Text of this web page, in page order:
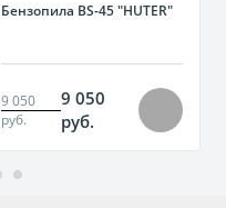
Бензопила BS-45 "HUTER"
9 050
руб.
9 050
руб.